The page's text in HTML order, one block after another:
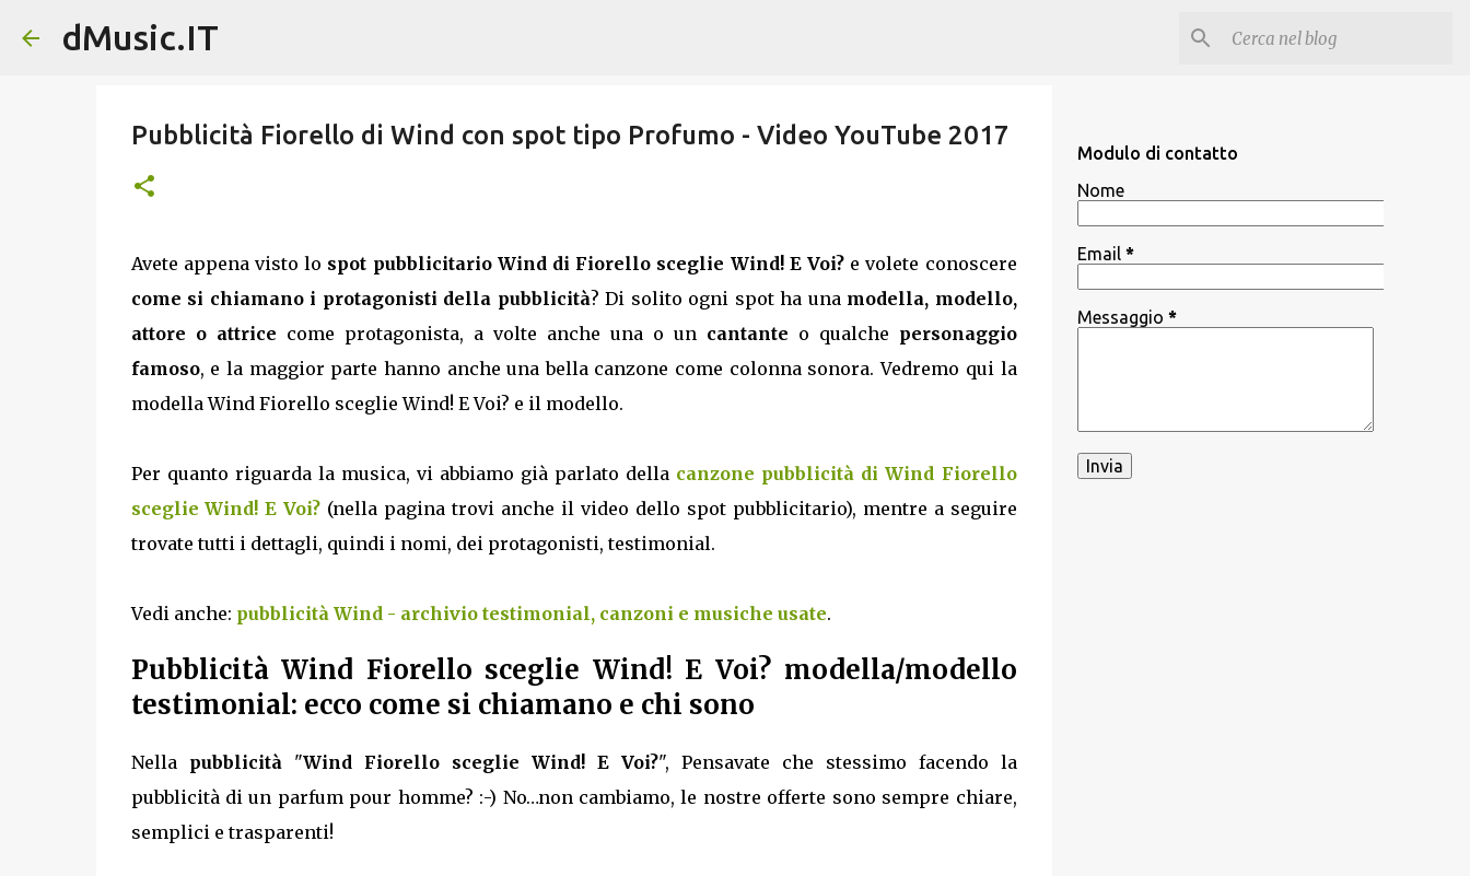
dMusic.IT
Pubblicità Fiorello di Wind con spot tipo Profumo - Video YouTube 2017
Avete appena visto lo spot pubblicitario Wind di Fiorello sceglie Wind! E Voi?e volete conoscere
come si chiamano i protagonisti della pubblicità? Di solito ogni spot ha una modella, modello,
attore o attrice come protagonista, a volte anche una o un cantante o qualche personaggio
famoso, e la maggior parte hanno anche una bella canzone come colonna sonora. Vedremo qui la
modella Wind Fiorello sceglie Wind! E Voi? e il modello.
Per quanto riguarda la musica, vi abbiamo già parlato della canzone pubblicità di Wind Fiorello
sceglie Wind! E Voi? (nella pagina trovi anche il video dello spot pubblicitario), mentre a seguire
trovate tutti i dettagli, quindi i nomi, dei protagonisti, testimonial.
Vedi anche: pubblicità Wind - archivio testimonial, canzoni e musiche usate.
Pubblicità Wind Fiorello sceglie Wind! E Voi? modella/modello
testimonial: ecco come si chiamano e chi sono
Nella pubblicità "Wind Fiorello sceglie Wind! E Voi?", Pensavate che stessimo facendo la
pubblicità di un parfum pour homme? :-) No…non cambiamo, le nostre offerte sono sempre chiare,
semplici e trasparenti!
Modulo di contatto
Nome
Email *
Messaggio *